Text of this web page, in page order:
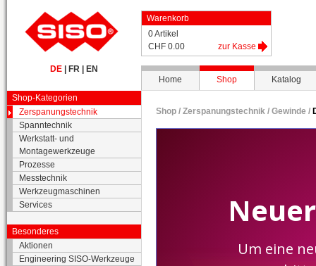
DE FR EN
Warenkorb
0 Artikel
CHF 0.00
zur Kasse
Home Shop
Katalog
Shop-Kategorien
Zerspanungstechnik
Spanntechnik
Werkstatt- und
Montagewerkzeuge
Prozesse
Messtechnik
Werkzeugmaschinen
Services
Besonderes
Aktionen
Engineering SISO-Werkzeuge
Shop / Zerspanungstechnik / Gewinde /